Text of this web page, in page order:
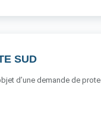
SUD
d’une demande de